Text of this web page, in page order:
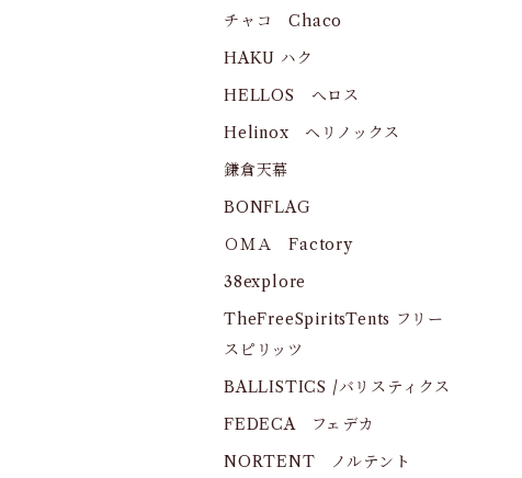
チャコ Chaco
HAKU ハク
HELLOS へロス
Helinox ヘリノックス
鎌倉天幕
BONFLAG
ＯＭＡ Factory
38explore
TheFreeSpiritsTents フリー
スピリッツ
BALLISTICS /バリスティクス
FEDECA フェデカ
NORTENT ノルテント